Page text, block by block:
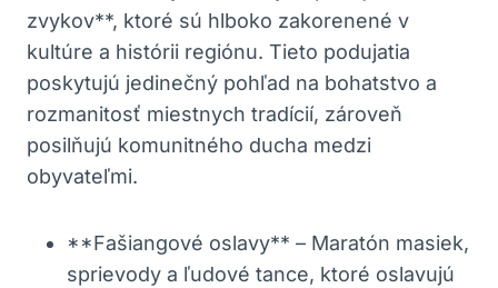
zvykov**, ktoré sú hlboko zakorenené v
kultúre a histórii regiónu. Tieto podujatia
poskytujú jedinečný pohľad na bohatstvo a
rozmanitosť miestnych tradícií, zároveň
posilňujú komunitného ducha medzi
obyvateľmi.
**Fašiangové oslavy** – Maratón masiek,
sprievody a ľudové tance, ktoré oslavujú